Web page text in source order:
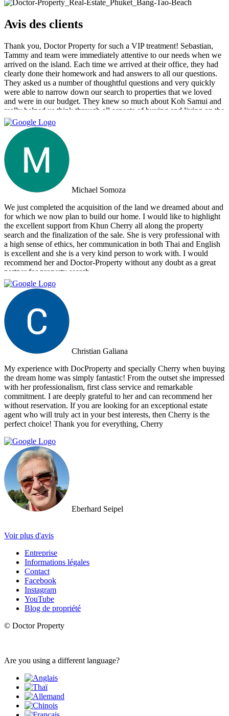
Avis des clients
Thank you, Doctor Property for such a VIP treatment! Sebastian,
Tammy and team were immediately attentive to our needs when we
arrived on the island. Each time we arrived at their office, they had
clearly done their homework and had answers to all our questions.
They asked us a number of thoughtful questions and very quickly
were able to narrow down our search to properties that we loved
and were in our budget. They knew so much about Koh Samui and
really helped us think through all aspects of buying and living on the
island. They were tireless in their assistance and even picked us up
numerous times from our hotel to take us around to properties and
took us out to a beautiful lunch overlooking the island. If you are
looking for an intelligent, savvy, genuine set of people who truly
want to find the perfect house for you, I strongly suggest Doctor
Property. Note: the other two main agencies on the island we had
spoken to from the US and one of them totally blew us off when we
arrived on the island as they had other larger clients there at the time.
We were shocked that we would fly all the way there only to be
turned away and ignored when we arrived. The other agency set us
up with a personal friend who didn’t even work for the agency.
After this dismal experience with the two other agencies, we were
so happy to find Doctor Property.
Michael Somoza
We just completed the acquisition of the land we dreamed about and
for which we now plan to build our home. I would like to highlight
the excellent support from Khun Cherry all along the property
search and the finalization of the sale. She is very professional with
a high sense of ethics, her communication in both Thai and English
is excellent and she is a very kind person to work with. I would
recommend her and Doctor-Property without any doubt as a great
partner for property search.
Christian Galiana
My experience with DocProperty and specially Cherry when buying
the dream home was simply fantastic! From the outset she impressed
with her professionalism, first class service and remarkable
commitment. I are deeply grateful to her and can recommend her
without reservation. If you are looking for an exceptional estate
agent who will truly act in your best interests, then Cherry is the
perfect choice! Thank you for everything, Cherry
Eberhard Seipel
Voir plus d'avis
Entreprise
Informations légales
Contact
Facebook
Instagram
YouTube
Blog de propriété
© Doctor Property
Are you using a different language?